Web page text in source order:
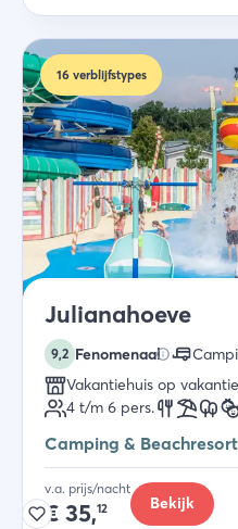
16 verblijfstypes
Julianahoeve
9,2 Fenomenaal
Vakantiehuis op
4 t/m 6 pers.
Camping & Beachresort
v.a. prijs/nacht
€ 35,12 Bekijk